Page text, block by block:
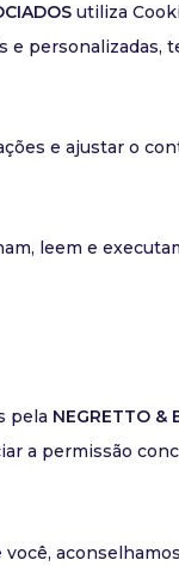
utiliza
personalizadas,
e ajustar o
leem e
pela NEGRETTO &
a permissão